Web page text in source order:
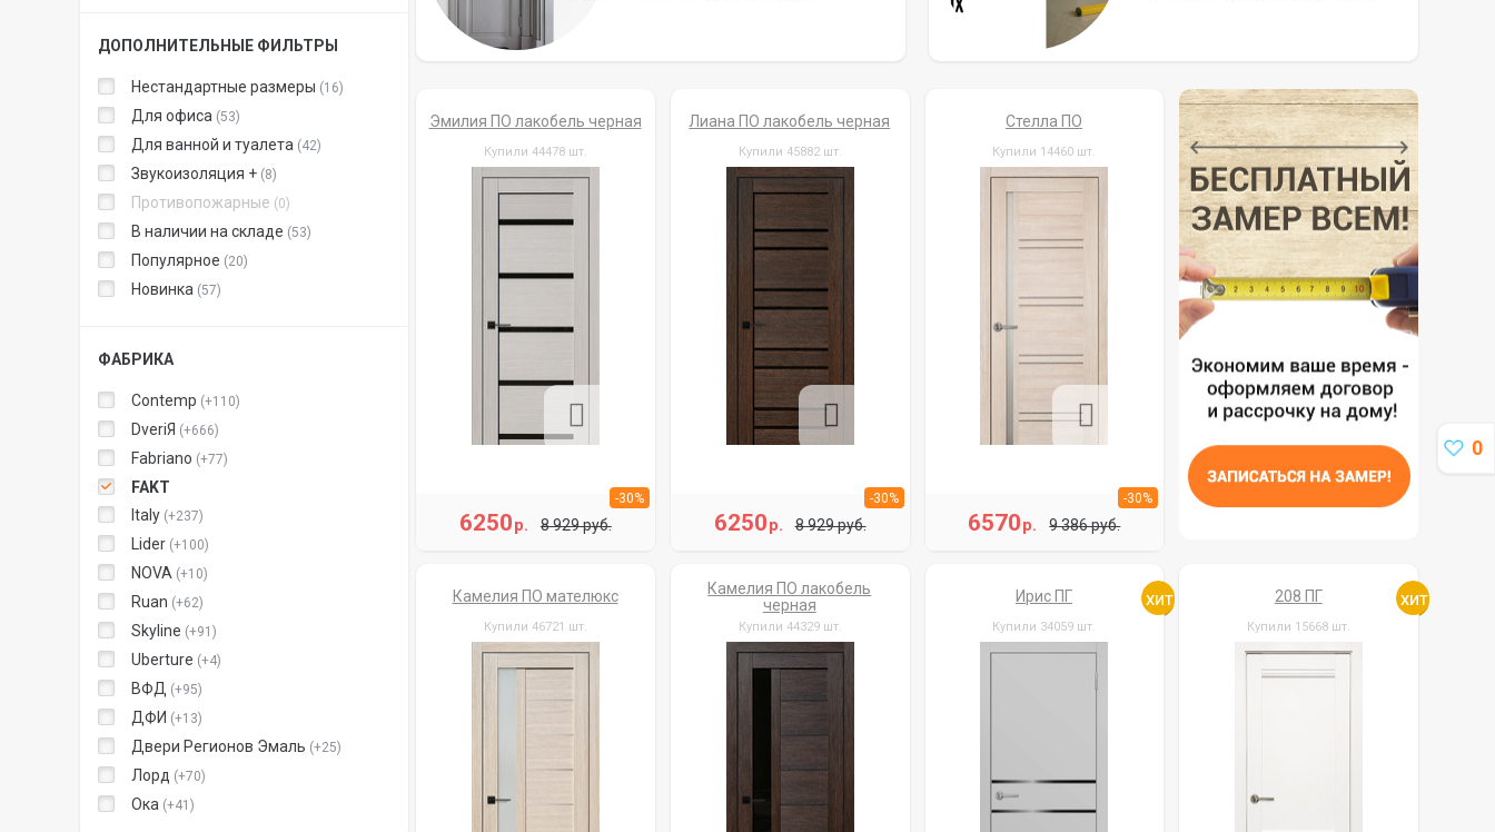
ДОПОЛНИТЕЛЬНЫЕ ФИЛЬТРЫ
Нестандартные размеры 16
Для офиса 53
Для ванной и туалета 42
Звукоизоляция + 8
Противопожарные 0
В наличии на складе 53
Популярное 20
Новинка 57
ФАБРИКА
Contemp +110
DveriЯ +666
Fabriano +77
FAKT
Italy +237
Lider +100
NOVA +10
Ruan +62
Skyline +91
Uberture +4
ВФД +95
ДФИ +13
Двери Регионов Эмаль +25
Лорд +70
Ока +41
Эмилия ПО лакобель черная
Купили 44478 шт.
6250р. 8 929 руб.
-30%
Лиана ПО лакобель черная
Купили 45882 шт.
6250р. 8 929 руб.
-30%
Стелла ПО
Купили 14460 шт.
6570р. 9 386 руб.
-30%
Камелия ПО мателюкс
Купили 46721 шт.
Камелия ПО лакобель
черная
Купили 44329 шт.
Ирис ПГ
Купили 34059 шт.
208 ПГ
Купили 15668 шт.
0